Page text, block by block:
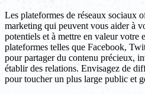
Les plateformes de réseaux sociaux
marketing qui peuvent vous aider à
potentiels et à mettre en valeur votre
plateformes telles que Facebook,
pour partager du contenu précieux,
établir des relations. Envisagez de
pour toucher un plus large public et